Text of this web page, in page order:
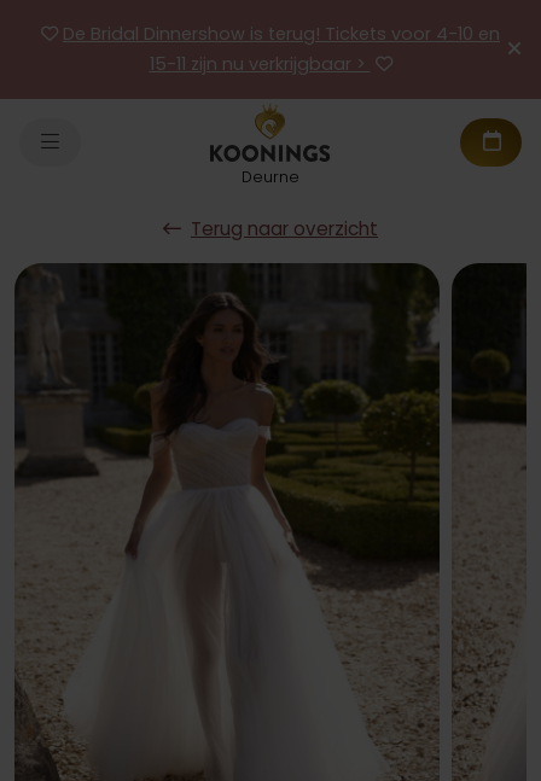
De Bridal Dinnershow is terug! Tickets voor 4-10 en
15-11 zijn nu verkrijgbaar >
Deurne
Terug naar overzicht